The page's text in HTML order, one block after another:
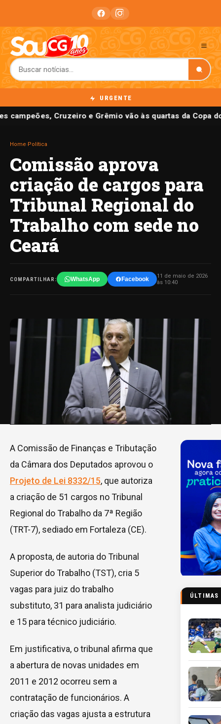
URGENTE
campeões, Cruzeiro e Grêmio vão às quartas da Copa
Home Política
Comissão aprova
criação de cargos para
Tribunal Regional do
Trabalho com sede no
Ceará
COMPARTILHAR: WhatsApp Facebook
11 de maio de 2026
às 10:40
A Comissão de Finanças e Tributação
da Câmara dos Deputados aprovou o
Projeto de Lei 8332/15, que autoriza
a criação de 51 cargos no Tribunal
Regional do Trabalho da 7ª Região
(TRT-7), sediado em Fortaleza (CE).
A proposta, de autoria do Tribunal
Superior do Trabalho (TST), cria 5
vagas para juiz do trabalho
substituto, 31 para analista judiciário
e 15 para técnico judiciário.
Em justificativa, o tribunal afirma que
a abertura de novas unidades em
2011 e 2012 ocorreu sem a
contratação de funcionários. A
criação das vagas ajusta a estrutura